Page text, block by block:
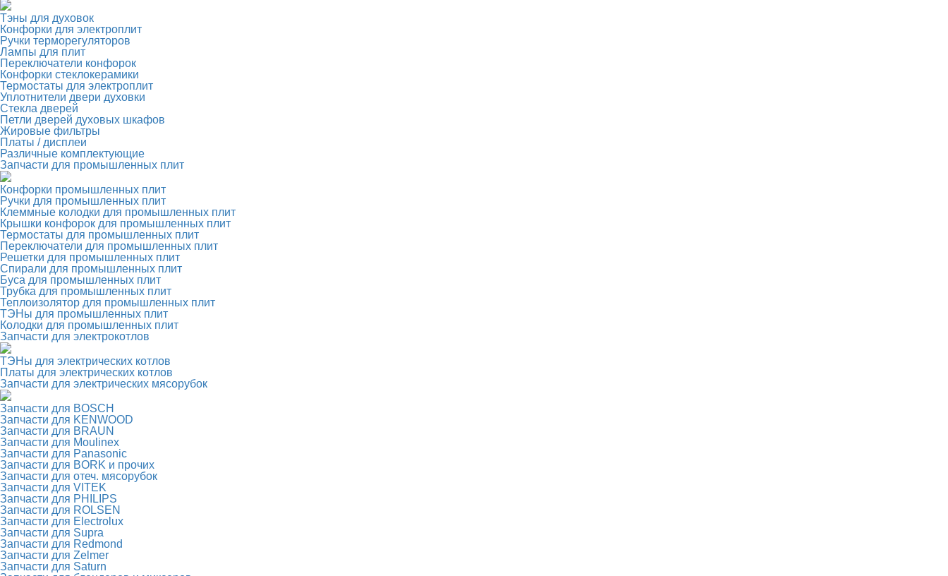
Тэны для духовок
Конфорки для электроплит
Ручки терморегуляторов
Лампы для плит
Переключатели конфорок
Конфорки стеклокерамики
Термостаты для электроплит
Уплотнители двери духовки
Стекла дверей
Петли дверей духовых шкафов
Жировые фильтры
Платы / дисплеи
Различные комплектующие
Запчасти для промышленных плит
Конфорки промышленных плит
Ручки для промышленных плит
Клеммные колодки для промышленных плит
Крышки конфорок для промышленных плит
Термостаты для промышленных плит
Переключатели для промышленных плит
Решетки для промышленных плит
Спирали для промышленных плит
Буса для промышленных плит
Трубка для промышленных плит
Теплоизолятор для промышленных плит
ТЭНы для промышленных плит
Колодки для промышленных плит
Запчасти для электрокотлов
ТЭНы для электрических котлов
Платы для электрических котлов
Запчасти для электрических мясорубок
Запчасти для BOSCH
Запчасти для KENWOOD
Запчасти для BRAUN
Запчасти для Moulinex
Запчасти для Panasonic
Запчасти для BORK и прочих
Запчасти для отеч. мясорубок
Запчасти для VITEK
Запчасти для PHILIPS
Запчасти для ROLSEN
Запчасти для Electrolux
Запчасти для Supra
Запчасти для Redmond
Запчасти для Zelmer
Запчасти для Saturn